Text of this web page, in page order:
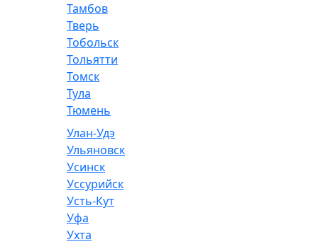
Тамбов
Тверь
Тобольск
Тольятти
Томск
Тула
Тюмень
Улан-Удэ
Ульяновск
Усинск
Уссурийск
Усть-Кут
Уфа
Ухта